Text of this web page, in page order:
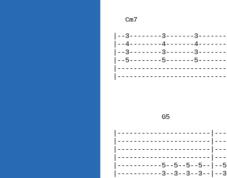
Cm7
|--3--------3-------
|--4--------4-------
|--3--------3-------
|--5--------5-------
G5
|-----------------------
|-----------------------
|-----------------------
|-----------------------
|-----------5--5--5--5--|--
|-----------3--3--3--3--